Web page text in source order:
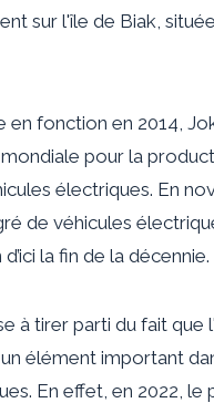
sur l'île de Biak,
en fonction en 2014,
pour la
électriques. En
de véhicules
la fin de la décennie.
à tirer parti du fait
élément important
En effet, en 2022,